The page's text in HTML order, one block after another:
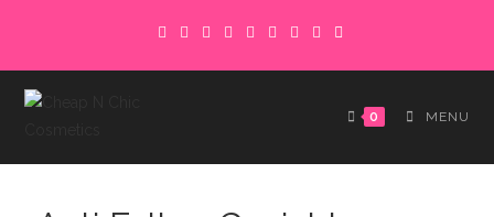
content
0 MENU